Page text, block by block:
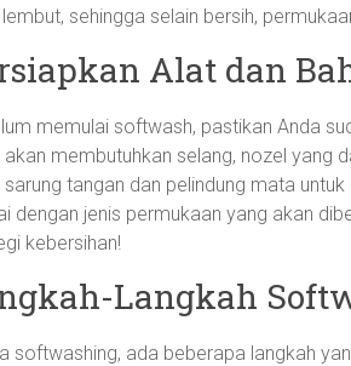
sehingga selain bersih,
Alat dan
memulai softwash, pastikan Anda
akan membutuhkan selang, nozel yang
sarung tangan dan pelindung mata
dengan jenis permukaan yang akan
kebersihan!
Langkah
softwashing, ada beberapa langkah